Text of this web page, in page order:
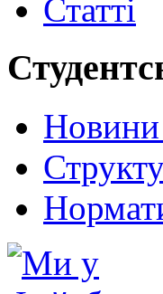
Статті
Новини